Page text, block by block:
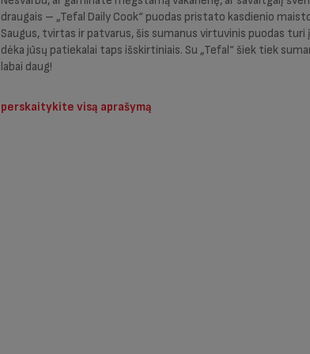
draugais – „Tefal Daily Cook“ puodas pristato kasdienio
Saugus, tvirtas ir patvarus, šis sumanus virtuvinis puodas turi
dėka jūsų patiekalai taps išskirtiniais. Su „Tefal“ šiek tiek
labai daug!
perskaitykite visą aprašymą